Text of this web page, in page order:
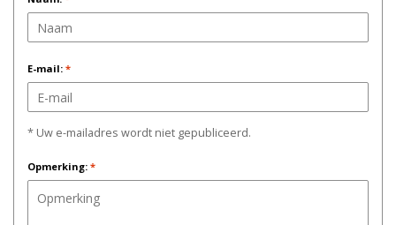
E-mail: *
* Uw e-mailadres wordt niet gepubliceerd.
Opmerking: *